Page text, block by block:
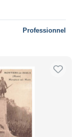
Professionnel